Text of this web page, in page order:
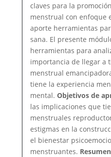
claves para la
menstrual con enfoque
aporte herramientas
sana. El presente
herramientas para
importancia de llegar a
menstrual
tiene la experiencia
mental. Objetivos de
las implicaciones que
menstruales
estigmas en la
el bienestar
menstruantes.